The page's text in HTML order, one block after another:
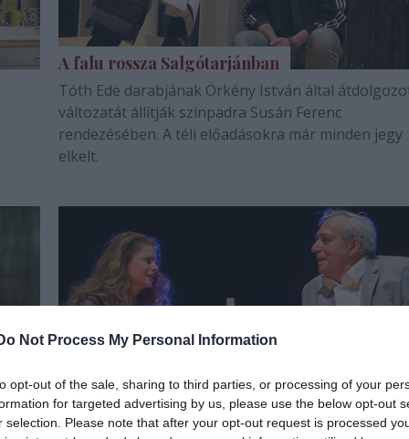
Not Process My Personal Information
opt-out of the sale, sharing to third parties, or processing of your
for targeted advertising by us, please use the below opt-out
selection. Please note that after your opt-out request is processed
A falu rossza Salgótarjánban
Tóth Ede darabjának Örkény István által
változatát állítják színpadra Susán Ferenc
rendezésében. A téli előadásokra már minden jegy
elkelt.
Ullmann Mónika: ,,Egészen mások
vagyunk, mint amilyennek látszunk”